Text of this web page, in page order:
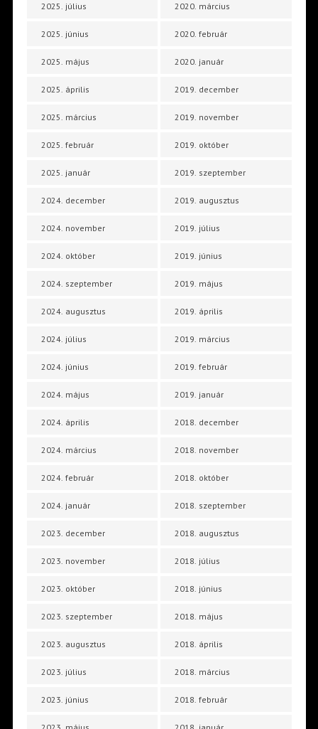
2025. július
2025. június
2025. május
2025. április
2025. március
2025. február
2025. január
2024. december
2024. november
2024. október
2024. szeptember
2024. augusztus
2024. július
2024. június
2024. május
2024. április
2024. március
2024. február
2024. január
2023. december
2023. november
2023. október
2023. szeptember
2023. augusztus
2023. július
2023. június
2020. március
2020. február
2020. január
2019. december
2019. november
2019. október
2019. szeptember
2019. augusztus
2019. július
2019. június
2019. május
2019. április
2019. március
2019. február
2019. január
2018. december
2018. november
2018. október
2018. szeptember
2018. augusztus
2018. július
2018. június
2018. május
2018. április
2018. március
2018. február